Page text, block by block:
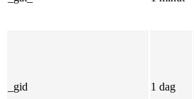
_gid 1 dag